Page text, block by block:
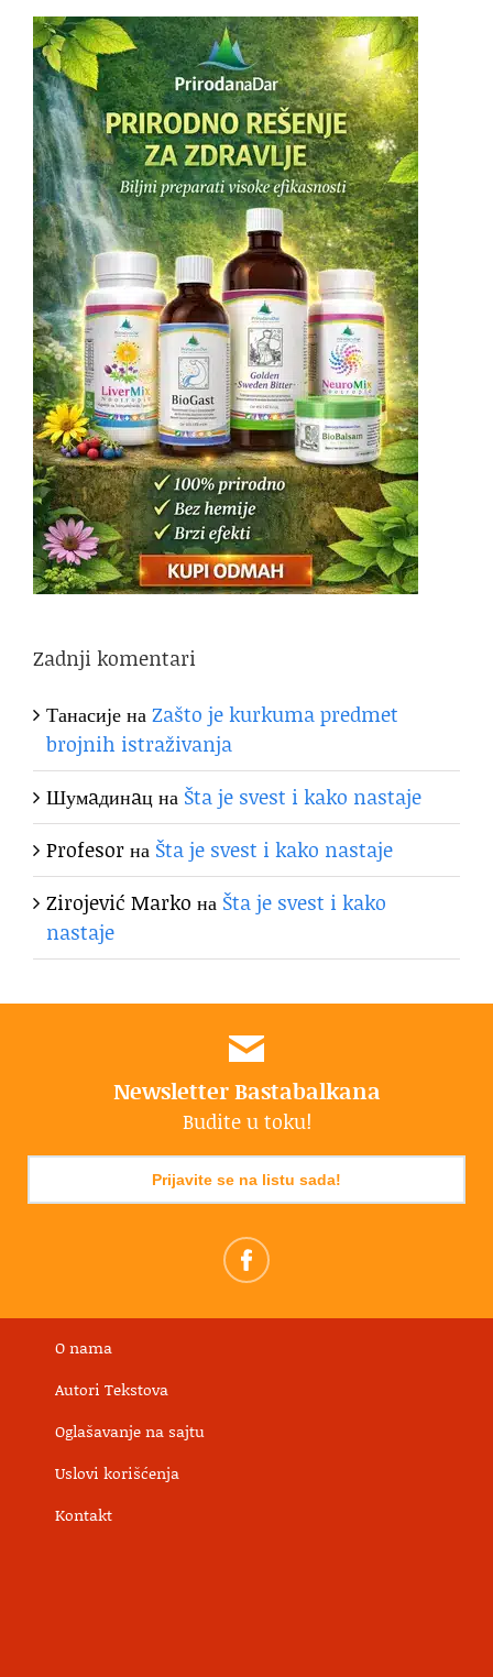
Zadnji komentari
ТанасијенаZašto je kurkuma predmet
brojnih istraživanja
Шумaдинaцна Šta je svest i kako nastaje
Profesorна Šta je svest i kako nastaje
Zirojević Marko на Šta je svest i kako
nastaje
Newsletter Bastabalkana
Budite u toku!
Prijavite se na listu sada!
O nama
Autori Tekstova
Oglašavanje na sajtu
Uslovi korišćenja
Kontakt